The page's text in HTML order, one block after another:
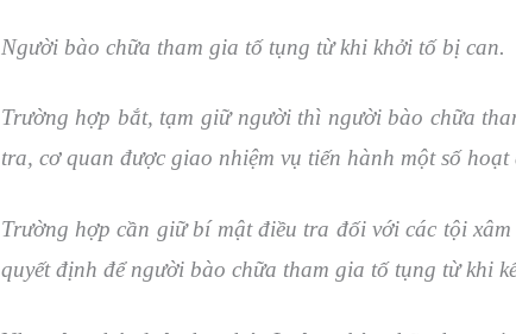
Người bào chữa tham gia tố tụng từ khi khởi tố bị can.
Trường hợp bắt, tạm giữ người thì người bào chữa
tra, cơ quan được giao nhiệm vụ tiến hành một số
Trường hợp cần giữ bí mật điều tra đối với các tội
quyết định để người bào chữa tham gia tố tụng từ khi